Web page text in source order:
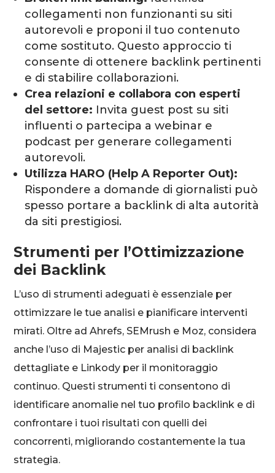
collegamenti non funzionanti su siti
autorevoli e proponi il tuo contenuto
come sostituto. Questo approccio ti
consente di ottenere backlink pertinenti
e di stabilire collaborazioni.
Crea relazioni e collabora con esperti
del settore: Invita guest post su siti
influenti o partecipa a webinar e
podcast per generare collegamenti
autorevoli.
Utilizza HARO (Help A Reporter Out):
Rispondere a domande di giornalisti può
spesso portare a backlink di alta autorità
da siti prestigiosi.
Strumenti per l’Ottimizzazione
dei Backlink
L’uso di strumenti adeguati è essenziale per
ottimizzare le tue analisi e pianificare interventi
mirati. Oltre ad Ahrefs, SEMrush e Moz, considera
anche l’uso di Majestic per analisi di backlink
dettagliate e Linkody per il monitoraggio
continuo. Questi strumenti ti consentono di
identificare anomalie nel tuo profilo backlink e di
confrontare i tuoi risultati con quelli dei
concorrenti, migliorando costantemente la tua
strategia.